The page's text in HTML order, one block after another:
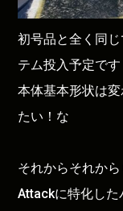
初号品と全く同
テム投入予定です
本体基本形状は
たい！な
それからそれか
Attackに特化した